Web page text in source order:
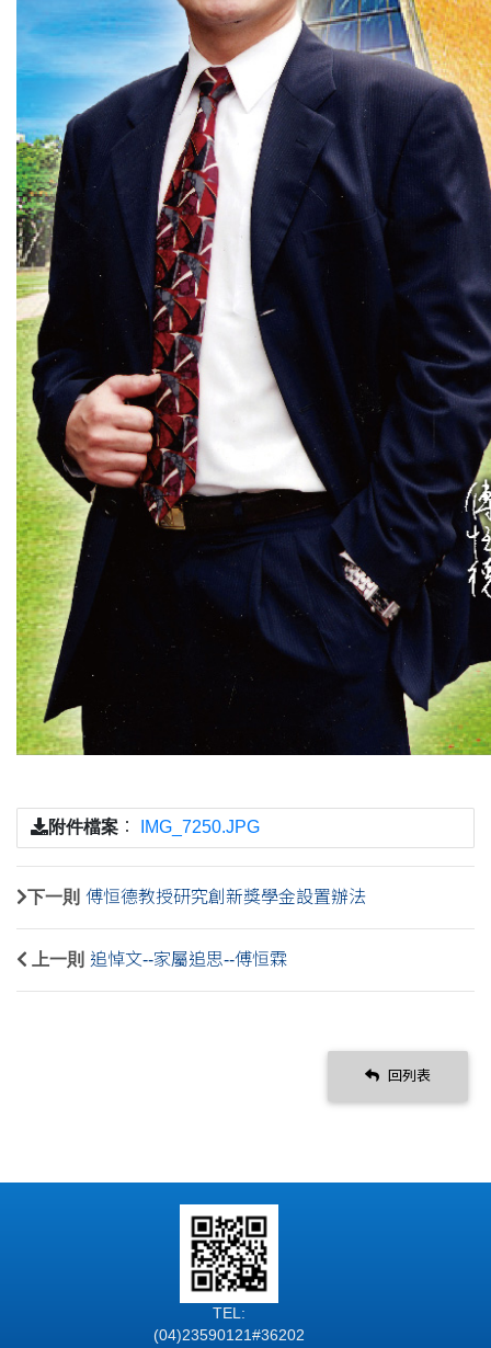
附件檔案 ： IMG_7250.JPG
下一則 傅恒德教授研究創新獎學金設置辦法
上一則 追悼文--家屬追思--傅恒霖
回列表
TEL:
(04)23590121#36202